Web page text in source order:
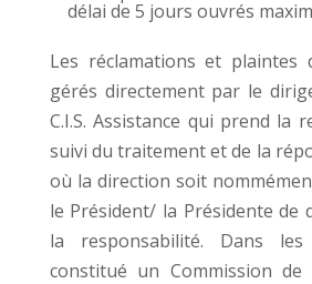
délai de 5 jours ouvrés
Les réclamations et plaintes
gérés directement par le
C.I.S. Assistance qui prend la
suivi du traitement et de la
où la direction soit
le Président/ la Présidente de
la responsabilité. Dans
constitué un Commission de